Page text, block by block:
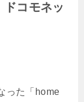
コモネッ
った「home